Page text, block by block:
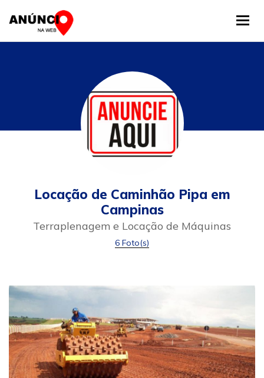
Locação de Caminhão Pipa em
Campinas
Terraplenagem e Locação de Máquinas
6 Foto(s)